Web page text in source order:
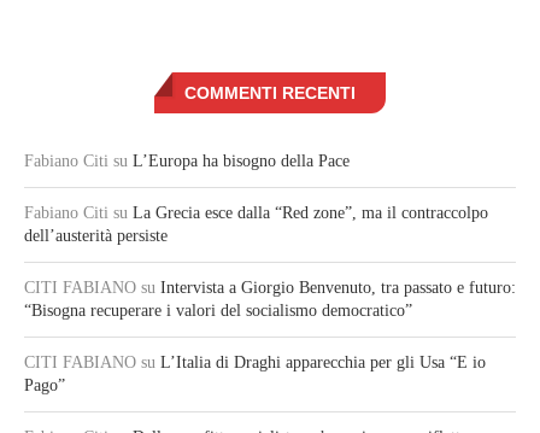
COMMENTI RECENTI
Fabiano Citi su L’Europa ha bisogno della Pace
Fabiano Citi su La Grecia esce dalla “Red zone”, ma il contraccolpo
dell’austerità persiste
CITI FABIANO su Intervista a Giorgio Benvenuto, tra passato e futuro:
“Bisogna recuperare i valori del socialismo democratico”
CITI FABIANO su L’Italia di Draghi apparecchia per gli Usa “E io
Pago”